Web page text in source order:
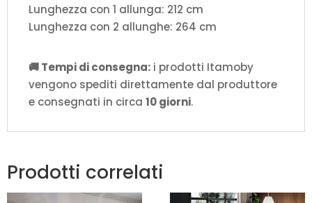
Lunghezza con 1 allunga: 212 cm
Lunghezza con 2 allunghe: 264 cm
🚚 Tempi di consegna: i prodotti Itamoby
vengono spediti direttamente dal produttore
e consegnati in circa 10 giorni.
Prodotti correlati